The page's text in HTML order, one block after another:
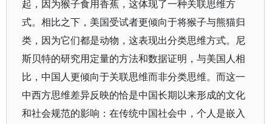
起，因为猴子食用香蕉，这体现了一种关联思维方
式。相比之下，美国受试者更倾向于将猴子与熊猫归
类，因为它们都是动物，这表现出分类思维方式。尼
斯贝特的研究用定量的方法和数据证明，与美国人相
比，中国人更倾向于关联思维而非分类思维。而这一
中西方思维差异反映的恰是中国长期以来形成的文化
和社会规范的影响：在传统中国社会中，个人是嵌入